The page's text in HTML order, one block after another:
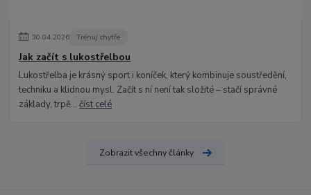
30.04.2026 Trénuj chytře
Jak začít s lukostřelbou
Lukostřelba je krásný sport i koníček, který kombinuje soustředění,
techniku a klidnou mysl. Začít s ní není tak složité – stačí správné
základy, trpě...číst celé
Zobrazit všechny články